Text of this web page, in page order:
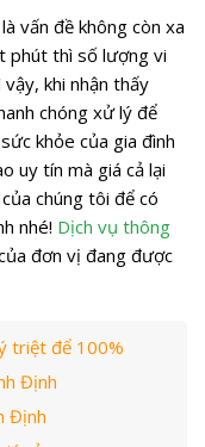
vấn đề không còn xa
phút thì số lượng vi
vậy, khi nhận thấy
chóng xử lý để
khỏe của gia đình
uy tín mà giá cả lại
chúng tôi để có
nhé! Dịch vụ thông
đơn vị đang được
triệt để 100%
Định
Định